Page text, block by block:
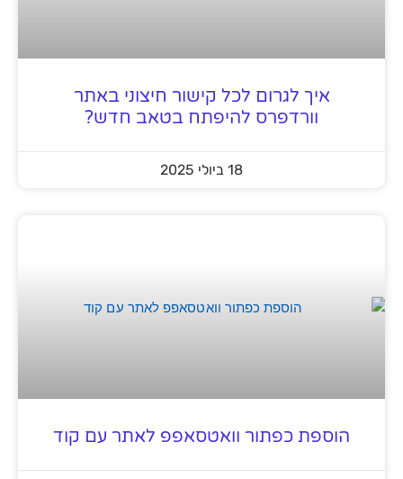
איך לגרום לכל קישור חיצוני באתר
וורדפרס להיפתח בטאב חדש?
18 ביולי 2025
הוספת כפתור וואטסאפפ לאתר עם קוד